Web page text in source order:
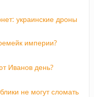
украинские дроны
империи?
Иванов день?
не могут сломать